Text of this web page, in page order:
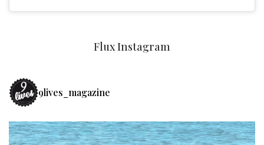
Flux Instagram
9lives_magazine